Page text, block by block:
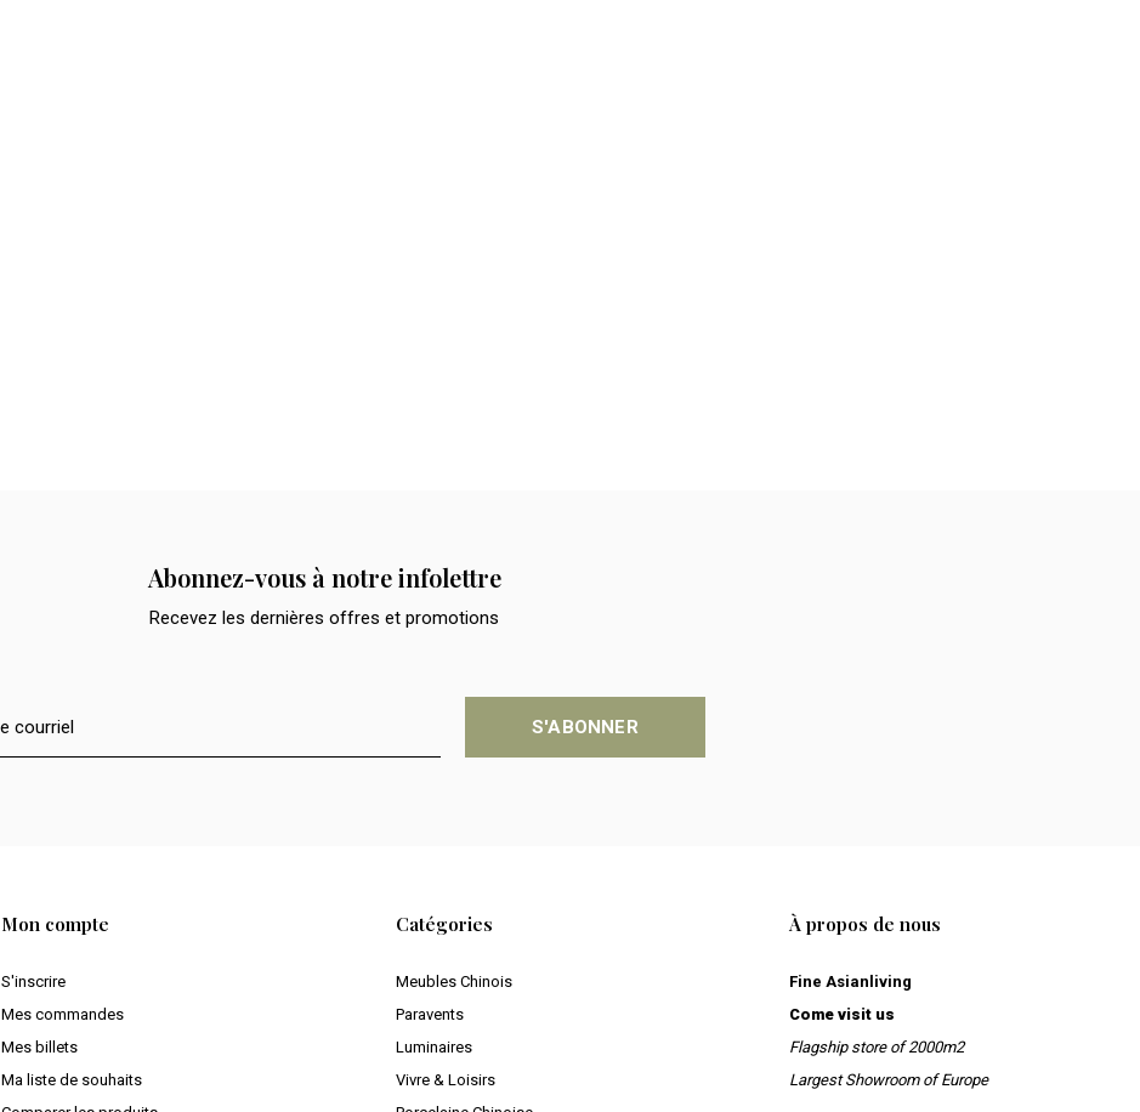
Abonnez-vous à notre infolettre
Recevez les dernières offres et promotions
S'ABONNER
Mon compte
S'inscrire
Mes commandes
Mes billets
Ma liste de souhaits
Catégories
Meubles Chinois
Paravents
Luminaires
Vivre & Loisirs
À propos de nous
Fine Asianliving
Come visit us
Flagship store of 2000m2
Largest Showroom of Europe